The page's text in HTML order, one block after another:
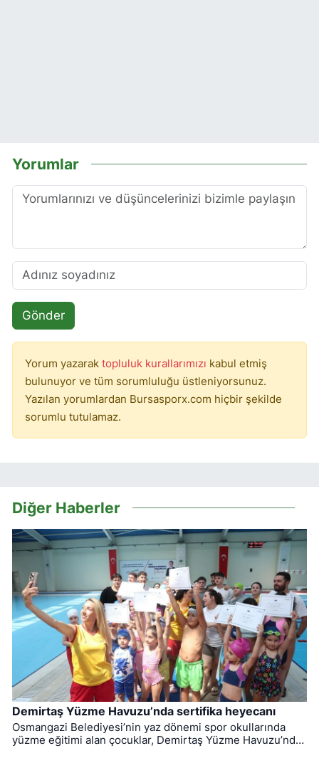
Yorumlar
Gönder
Yorum yazarak topluluk kurallarımızı kabul etmiş
bulunuyor ve tüm sorumluluğu üstleniyorsunuz.
Yazılan yorumlardan Bursasporx.com hiçbir şekilde
sorumlu tutulamaz.
Diğer Haberler
Demirtaş Yüzme Havuzu’nda sertifika heyecanı
Osmangazi Belediyesi’nin yaz dönemi spor okullarında
yüzme eğitimi alan çocuklar, Demirtaş Yüzme Havuzu’nda